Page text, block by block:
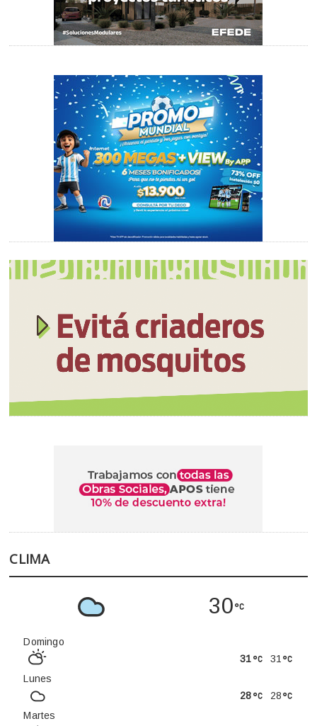
CLIMA
30
Domingo
31
31
Lunes
28
28
Martes